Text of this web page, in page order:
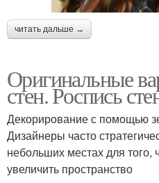
читать дальше →
Оригинальные
стен. Роспись
Декорирование с помощью
Дизайнеры часто
небольших местах для
увеличить пространство